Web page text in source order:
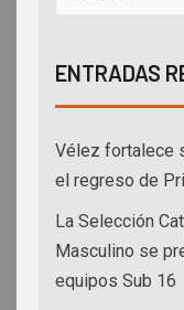
ENTRADAS
Vélez fortalece
el regreso de
La Selección
Masculino se
equipos Sub 16